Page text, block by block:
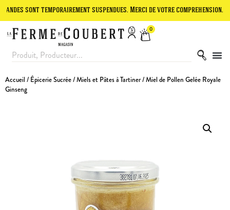
temporairement suspendues. Merci de votre compréhension. Le
0
Accueil / Épicerie Sucrée/Miels et Pâtes à Tartiner/ Miel de Pollen Gelée Royale
Ginseng